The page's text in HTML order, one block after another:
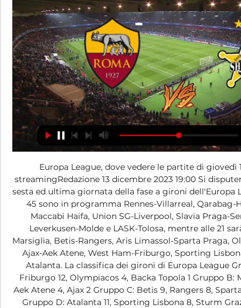
Europa League, dove vedere le partite di giovedì
streamingRedazione 13 dicembre 2023 19:00 Si
sesta ed ultima giornata della fase a gironi dell'Europa
45 sono in programma Rennes-Villarreal, Qarabag-
Maccabi Haifa, Union SG-Liverpool, Slavia Praga-
Leverkusen-Molde e LASK-Tolosa, mentre alle 21
Marsiglia, Betis-Rangers, Aris Limassol-Sparta Praga,
Ajax-Aek Atene, West Ham-Friburgo, Sporting
Atalanta. La classifica dei gironi di Europa League
Friburgo 12, Olympiacos 4, Backa Topola 1 Gruppo B:
Aek Atene 4, Ajax 2 Gruppo C: Betis 9, Rangers 8,
Gruppo D: Atalanta 11, Sporting Lisbona 8, Sturm